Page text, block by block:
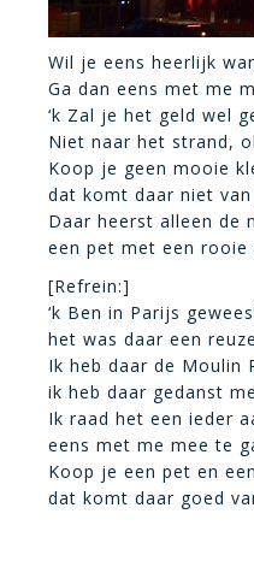
Wil je eens heerlijk
Ga dan eens met me
‘k Zal je het geld wel
Niet naar het strand,
Koop je geen mooie
dat komt daar niet van
Daar heerst alleen de
een pet met een rooie
[Refrein:]
‘k Ben in Parijs
het was daar een
Ik heb daar de Moulin
ik heb daar gedanst
Ik raad het een ieder
eens met me mee te
Koop je een pet en
dat komt daar goed